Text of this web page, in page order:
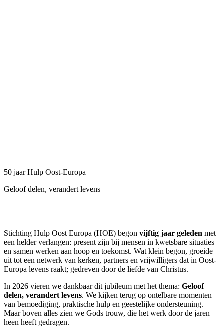
50 jaar Hulp Oost-Europa
Geloof delen, verandert levens
Stichting Hulp Oost Europa (HOE) begon vijftig jaar geleden met
een helder verlangen: present zijn bij mensen in kwetsbare situaties
en samen werken aan hoop en toekomst. Wat klein begon, groeide
uit tot een netwerk van kerken, partners en vrijwilligers dat in Oost-
Europa levens raakt; gedreven door de liefde van Christus.
In 2026 vieren we dankbaar dit jubileum met het thema: Geloof
delen, verandert levens. We kijken terug op ontelbare momenten
van bemoediging, praktische hulp en geestelijke ondersteuning.
Maar boven alles zien we Gods trouw, die het werk door de jaren
heen heeft gedragen.